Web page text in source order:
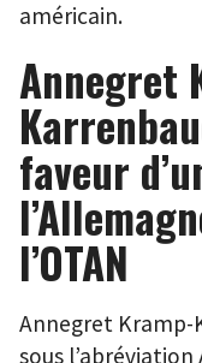
américain.
Annegret
faveur
l’OTAN
Annegret
sous